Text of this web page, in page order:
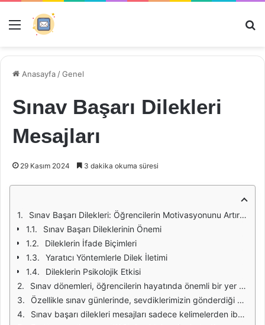
Menü
Anasayfa /Genel
Sınav Başarı Dilekleri
Mesajları
29 Kasım 2024 3 dakika okuma süresi
Sınav Başarı Dilekleri: Öğrencilerin Motivasyonunu Artırmak
Sınav Başarı Dileklerinin Önemi
Dileklerin İfade Biçimleri
Yaratıcı Yöntemlerle Dilek İletimi
Dileklerin Psikolojik Etkisi
Sınav dönemleri, öğrencilerin hayatında önemli bir yer tutar. Bu süreçte, başarılı olmak için tüm çabalarını harcayan öğrencilerin yanında olmak, onlara moral vermek büyük bir önem taşır. Sınav başarı dilekleri mesajları, bu destekleyici rolü üstlenmekte ve öğrencilerin motivasyonlarını artırmaktadır. Başarı dilekleri, öğrencilerin kendilerine olan güvenlerini pekiştirir ve sınav stresini azaltmalarına yardımcı olur.
Özellikle sınav günlerinde, sevdiklerimizin gönderdiği başarı dilekleri mesajları, öğrenciler için moral kaynağı olur. Bu mesajlar, öğrencilerin yalnız olmadıklarını hissetmelerini sağlar. "Başarılar dilerim, senin yeteneklerine inanıyorum!" gibi ifadeler, öğrencilerin öz güvenlerini artırır ve sınavda daha iyi performans sergilemelerine yardımcı olur.
Sınav başarı dilekleri mesajları sadece kelimelerden ibaret değildir; aynı zamanda bir destek ve dayanışma mesajı taşır. Öğrenciler, bu mesajlar sayesinde çevrelerindeki insanların kendilerine inandığını ve desteklediğini hissederler. "Elinden gelenin en iyisini yapacağına inanıyorum, başarı seninle olsun!" gibi mesajlar, bu duyguları güçlendirir.